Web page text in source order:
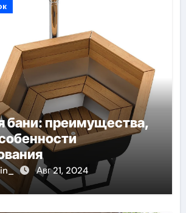
бани: преимущества,
Авг 21, 2024